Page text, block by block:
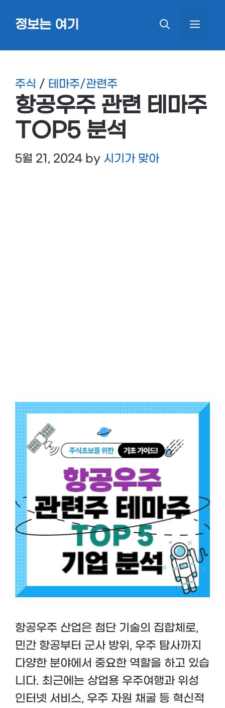
정보는 여기
주식 / 테마주/관련주
항공우주 관련 테마주
TOP5 분석
5월 21, 2024 by 시기가 맞아
항공우주 산업은 첨단 기술의 집합체로,
민간 항공부터 군사 방위, 우주 탐사까지
다양한 분야에서 중요한 역할을 하고 있습
니다. 최근에는 상업용 우주여행과 위성
인터넷 서비스, 우주 자원 채굴 등 혁신적